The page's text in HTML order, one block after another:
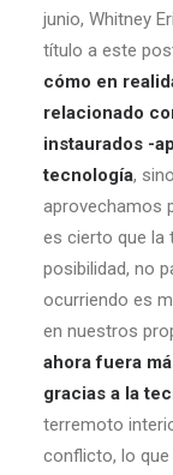
junio, Whitney
título a este
cómo en
relacionado
instaurados -
tecnología,
aprovechamos
es cierto que la
posibilidad, no
ocurriendo es
en nuestros
ahora fuera
gracias a la
terremoto
conflicto, lo